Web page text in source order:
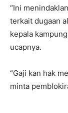
“Ini
terkait dugaan
kepala
ucapnya.
“Gaji kan hak
minta